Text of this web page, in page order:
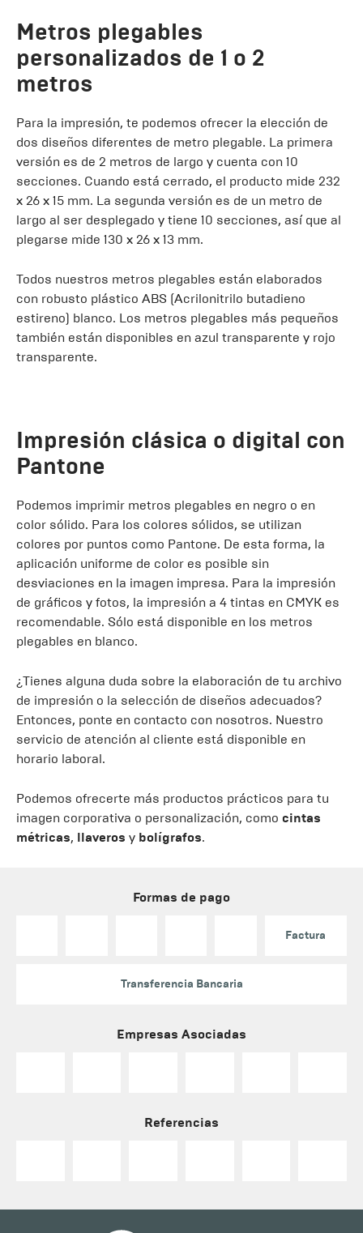
Metros plegables
personalizados de 1 o 2
metros
Para la impresión, te podemos ofrecer la elección de
dos diseños diferentes de metro plegable. La primera
versión es de 2 metros de largo y cuenta con 10
secciones. Cuando está cerrado, el producto mide 232
x 26 x 15 mm. La segunda versión es de un metro de
largo al ser desplegado y tiene 10 secciones, así que al
plegarse mide 130 x 26 x 13 mm.
Todos nuestros metros plegables están elaborados
con robusto plástico ABS (Acrilonitrilo butadieno
estireno) blanco. Los metros plegables más pequeños
también están disponibles en azul transparente y rojo
transparente.
Impresión clásica o digital con
Pantone
Podemos imprimir metros plegables en negro o en
color sólido. Para los colores sólidos, se utilizan
colores por puntos como Pantone. De esta forma, la
aplicación uniforme de color es posible sin
desviaciones en la imagen impresa. Para la impresión
de gráficos y fotos, la impresión a 4 tintas en CMYK es
recomendable. Sólo está disponible en los metros
plegables en blanco.
¿Tienes alguna duda sobre la elaboración de tu archivo
de impresión o la selección de diseños adecuados?
Entonces, ponte en contacto con nosotros. Nuestro
servicio de atención al cliente está disponible en
horario laboral.
Podemos ofrecerte más productos prácticos para tu
imagen corporativa o personalización, como cintas
métricas, llaveros y bolígrafos.
Formas de pago
Factura
Transferencia Bancaria
Empresas Asociadas
Referencias